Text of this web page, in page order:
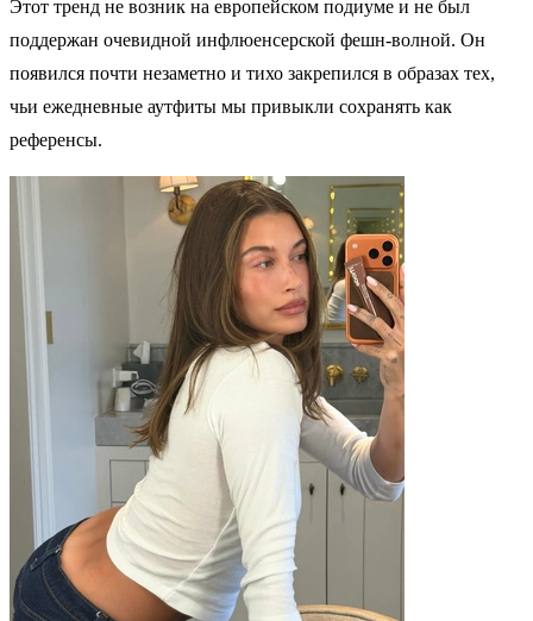
Этот тренд не возник на европейском подиуме и не был
поддержан очевидной инфлюенсерской фешн-волной. Он
появился почти незаметно и тихо закрепился в образах тех,
чьи ежедневные аутфиты мы привыкли сохранять как
референсы.